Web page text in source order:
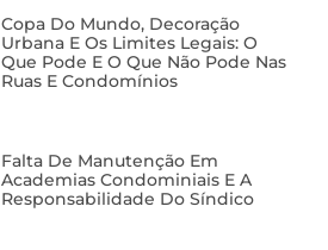
Copa Do Mundo, Decoração
Urbana E Os Limites Legais: O
Que Pode E O Que Não Pode Nas
Ruas E Condomínios
Falta De Manutenção Em
Academias Condominiais E A
Responsabilidade Do Síndico